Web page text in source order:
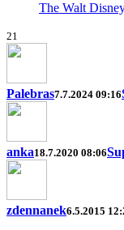
The Walt
21
Palebras7.7.2024 09:16
anka18.7.2020 08:06
zdennanek6.5.2015